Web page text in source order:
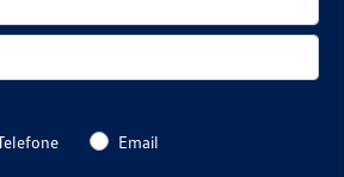
Email